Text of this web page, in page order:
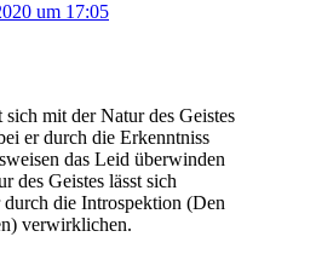
um 17:05
mit der Natur des Geistes
er durch die Erkenntniss
das Leid überwinden
des Geistes lässt sich
durch die Introspektion (Den
verwirklichen.